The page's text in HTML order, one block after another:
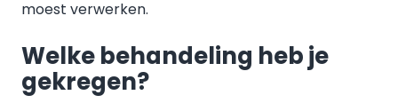
moest verwerken.
Welke behandeling heb je
gekregen?